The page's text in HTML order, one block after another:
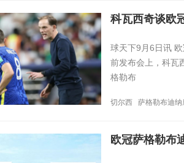
科瓦西奇谈欧
球天下9月6日讯
前发布会上，科瓦
格勒布
切尔西 萨格勒布迪纳
欧冠萨格勒布